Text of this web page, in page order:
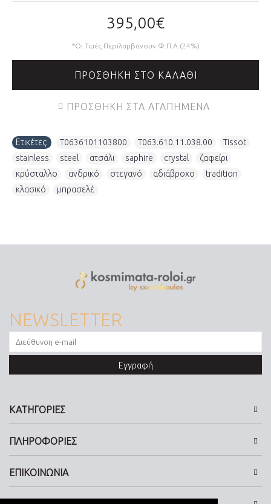
395,00€
*Οι Τιμές Περιλαμβάνουν Φ.Π.Α.(24%)
ΠΡΟΣΘΉΚΗ ΣΤΟ ΚΑΛΆΘΙ
ΠΡΟΣΘΉΚΗ ΣΤΑ ΑΓΑΠΗΜΈΝΑ
Ετικέτες: T0636101103800 T063.610.11.038.00 Tissot
stainless
steel ατσάλι saphire crystal ζαφείρι
κρύσταλλο
ανδρικό στεγανό αδιάβροχο tradition
κλασικό
μπρασελέ
NEWSLETTER
Εγγραφή
ΚΑΤΗΓΟΡΙΕΣ
ΠΛΗΡΟΦΟΡΙΕΣ
ΕΠΙΚΟΙΝΩΝΙΑ